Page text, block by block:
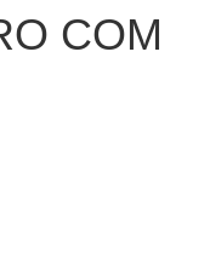
COM